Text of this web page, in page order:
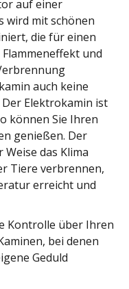
auf einer
wird mit schönen
die für einen
und
auch keine
Der Elektrokamin ist
können Sie Ihren
genießen. Der
das Klima
Tiere verbrennen,
erreicht und
Kontrolle über Ihren
bei denen
Geduld